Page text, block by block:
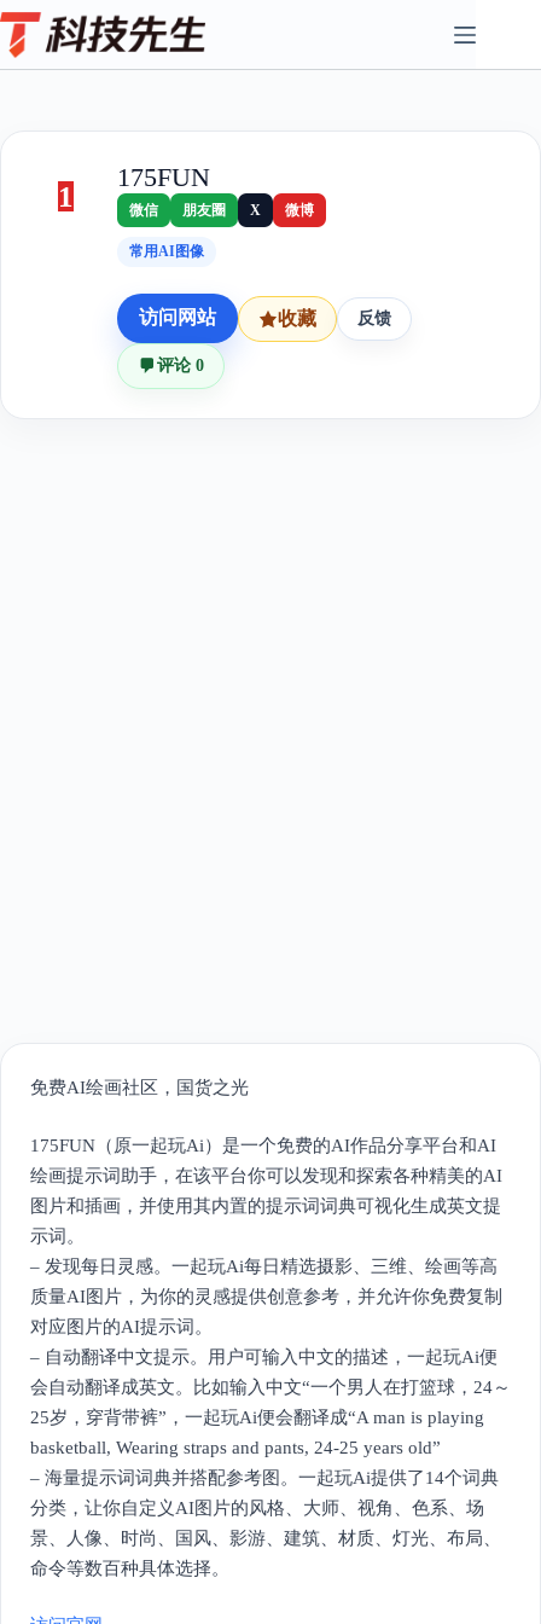
Skip
to
content
1
175FUN
微信 朋友圈 X 微博
常用AI图像
访问网站 收藏 反馈
评论 0
免费AI绘画社区，国货之光
175FUN（原一起玩Ai）是一个免费的AI作品分享平台和AI
绘画提示词助手，在该平台你可以发现和探索各种精美的AI
图片和插画，并使用其内置的提示词词典可视化生成英文提
示词。
– 发现每日灵感。一起玩Ai每日精选摄影、三维、绘画等高
质量AI图片，为你的灵感提供创意参考，并允许你免费复制
对应图片的AI提示词。
– 自动翻译中文提示。用户可输入中文的描述，一起玩Ai便
会自动翻译成英文。比如输入中文“一个男人在打篮球，24～
25岁，穿背带裤”，一起玩Ai便会翻译成“A man is playing
basketball, Wearing straps and pants, 24-25 years old”
– 海量提示词词典并搭配参考图。一起玩Ai提供了14个词典
分类，让你自定义AI图片的风格、大师、视角、色系、场
景、人像、时尚、国风、影游、建筑、材质、灯光、布局、
命令等数百种具体选择。